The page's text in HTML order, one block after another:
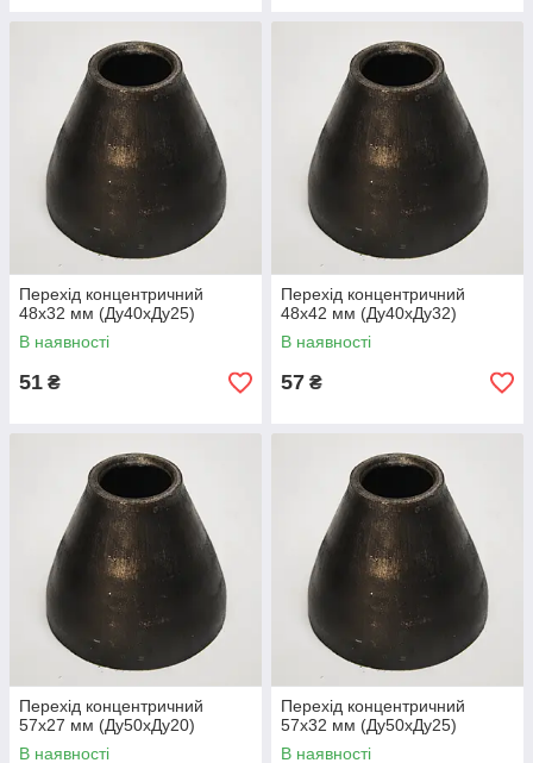
Перехід концентричний
48х32 мм (Ду40хДу25)
В наявності
51 ₴
Перехід концентричний
48х42 мм (Ду40хДу32)
В наявності
57 ₴
Перехід концентричний
57х27 мм (Ду50хДу20)
В наявності
Перехід концентричний
57х32 мм (Ду50хДу25)
В наявності